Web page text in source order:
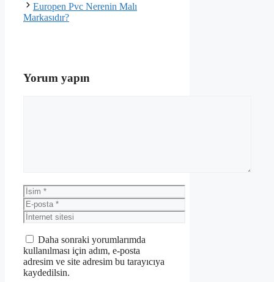
Europen Pvc Nerenin Malı
Markasıdır?
Yorum yapın
İsim
E-
posta
İnternet
sitesi
Daha sonraki yorumlarımda
kullanılması için adım, e-posta
adresim ve site adresim bu tarayıcıya
kaydedilsin.